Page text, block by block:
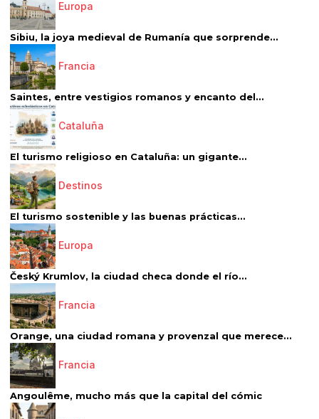
Europa
Sibiu, la joya medieval de Rumanía que sorprende...
Francia
Saintes, entre vestigios romanos y encanto del...
Cataluña
El turismo religioso en Cataluña: un gigante...
Destinos
El turismo sostenible y las buenas prácticas...
Europa
Český Krumlov, la ciudad checa donde el río...
Francia
Orange, una ciudad romana y provenzal que merece...
Francia
Angoulême, mucho más que la capital del cómic